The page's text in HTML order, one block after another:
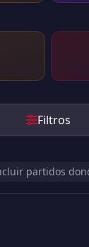
Filtros
partidos